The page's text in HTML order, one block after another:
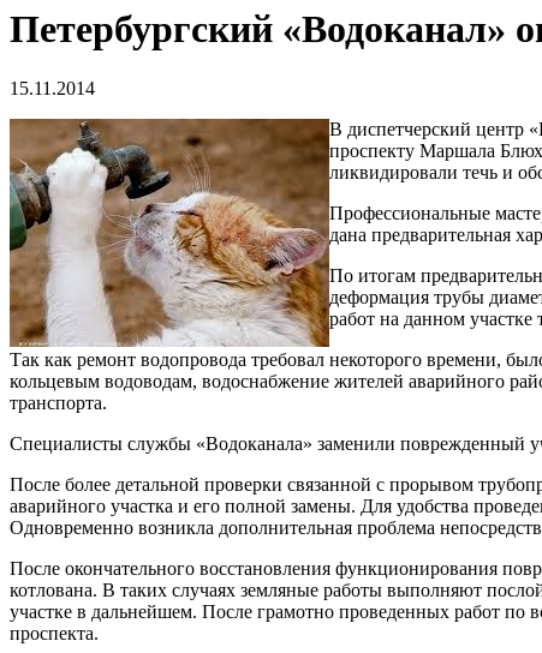
Петербургский «Водоканал»
15.11.2014
В диспетчерский центр
проспекту Маршала
ликвидировали течь и
Профессиональные
дана предварительная
По итогам
деформация трубы
работ на данном
Так как ремонт водопровода требовал некоторого времени,
кольцевым водоводам, водоснабжение жителей аварийного
транспорта.
Специалисты службы «Водоканала» заменили поврежденный
После более детальной проверки связанной с прорывом
аварийного участка и его полной замены. Для удобства
Одновременно возникла дополнительная проблема
После окончательного восстановления функционирования
котлована. В таких случаях земляные работы выполняют
участке в дальнейшем. После грамотно проведенных работ по
проспекта.